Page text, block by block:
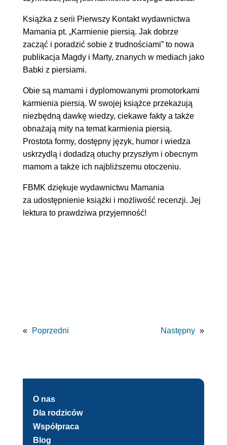
Książka z serii Pierwszy Kontakt wydawnictwa
Mamania pt. „Karmienie piersią. Jak dobrze
zacząć i poradzić sobie z trudnościami” to nowa
publikacja Magdy i Marty, znanych w mediach jako
Babki z piersiami.
Obie są mamami i dyplomowanymi promotorkami
karmienia piersią. W swojej książce przekazują
niezbędną dawkę wiedzy, ciekawe fakty a także
obnażają mity na temat karmienia piersią.
Prostota formy, dostępny język, humor i wiedza
uskrzydlą i dodadzą otuchy przyszłym i obecnym
mamom a także ich najbliższemu otoczeniu.
FBMK dziękuje wydawnictwu Mamania
za udostępnienie książki i możliwość recenzji. Jej
lektura to prawdziwa przyjemność!
« Poprzedni Następny »
O nas
Dla rodziców
Współpraca
Blog